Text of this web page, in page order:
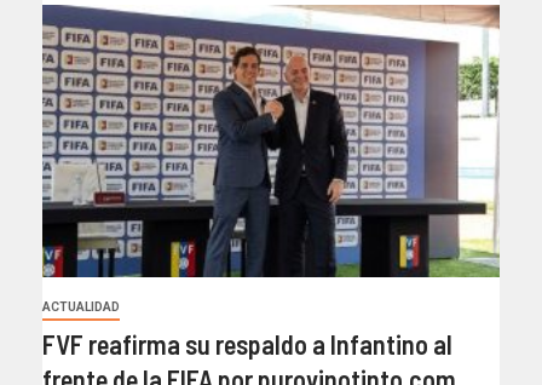
ACTUALIDAD
FVF reafirma su respaldo a Infantino al